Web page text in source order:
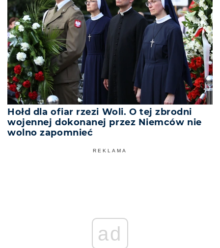
Hołd dla ofiar rzezi Woli. O tej zbrodni
wojennej dokonanej przez Niemców nie
wolno zapomnieć
REKLAMA
ad